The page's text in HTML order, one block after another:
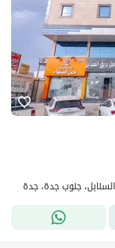
جنوب جدة، جدة